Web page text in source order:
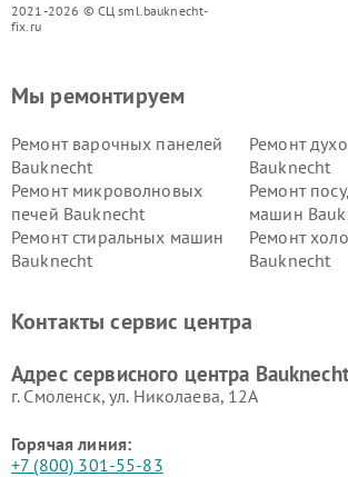
2021-2026 © СЦ sml.bauknecht-
fix.ru
Мы ремонтируем
Ремонт варочных панелей
Bauknecht
Ремонт
Bauknecht
Ремонт микроволновых
печей Bauknecht
Ремонт
машин
Ремонт стиральных машин
Bauknecht
Ремонт
Bauknecht
Контакты сервис центра
Адрес сервисного центра
г. Смоленск, ул. Николаева, 12А
Горячая линия:
+7 (800) 301-55-83